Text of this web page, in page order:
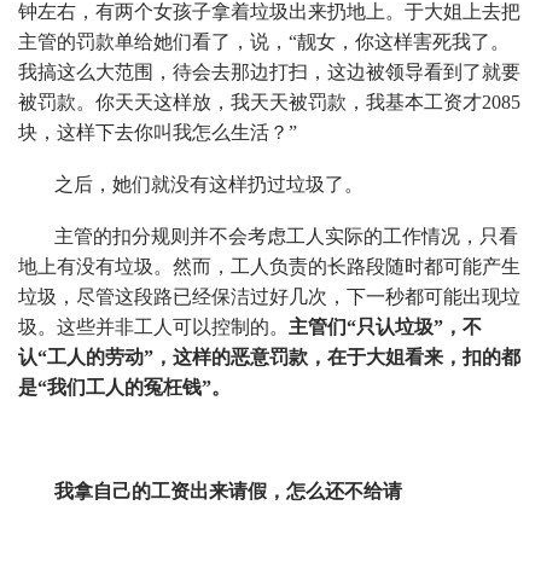
钟左右，有两个女孩子拿着垃圾出来扔地上。于大姐上去把
主管的罚款单给她们看了，说，“靓女，你这样害死我了。
我搞这么大范围，待会去那边打扫，这边被领导看到了就要
被罚款。你天天这样放，我天天被罚款，我基本工资才2085
块，这样下去你叫我怎么生活？”
之后，她们就没有这样扔过垃圾了。
主管的扣分规则并不会考虑工人实际的工作情况，只看
地上有没有垃圾。然而，工人负责的长路段随时都可能产生
垃圾，尽管这段路已经保洁过好几次，下一秒都可能出现垃
圾。这些并非工人可以控制的。 主管们“只认垃圾”，不
认“工人的劳动”，这样的恶意罚款，在于大姐看来，扣的都
是“我们工人的冤枉钱”。
我拿自己的工资出来请假，怎么还不给请